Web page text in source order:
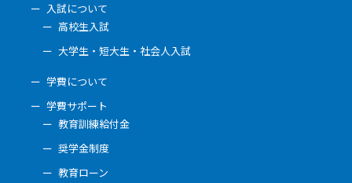
入試について
高校生入試
大学生・短大生・社会人入試
学費について
学費サポート
教育訓練給付金
奨学金制度
教育ローン